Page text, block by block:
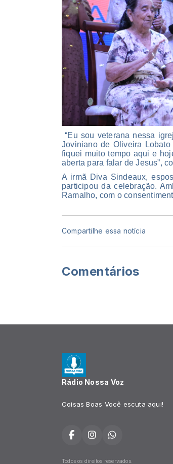
“Eu sou veterana nessa
Joviniano de Oliveira
fiquei muito tempo aqui e
aberta para falar de Jesus”,
A irmã Diva Sindeaux,
participou da celebração.
Ramalho, com o
Compartilhe essa notícia
Comentários
Rádio Nossa Voz
Coisas Boas Você escuta aqui!
Todos os direitos reservados.